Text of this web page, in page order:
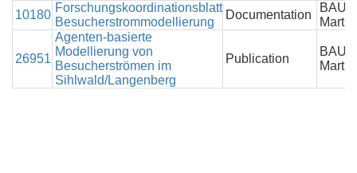
ID
TITLE DATATYPE
10180
Forschungskoordinationsblatt
Besucherstrommodellierung
Documentation
Martin
26951
Agenten-basierte
Modellierung von
Besucherströmen im
Sihlwald/Langenberg
Publication
Martin